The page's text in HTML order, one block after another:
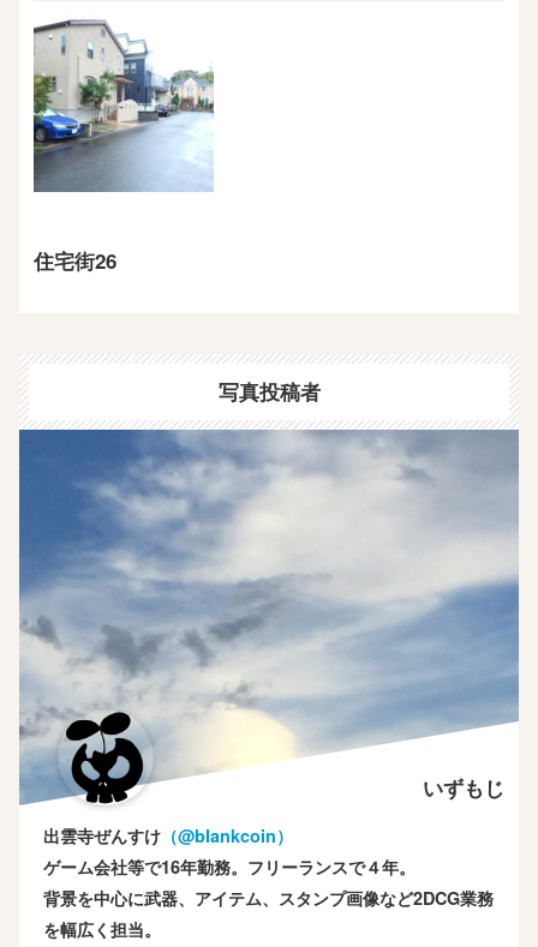
住宅街26
写真投稿者
いずもじ
出雲寺ぜんすけ （‎@blankcoin）
ゲーム会社等で16年勤務。フリーランスで４年。
背景を中心に武器、アイテム、スタンプ画像など2DCG業務
を幅広く担当。